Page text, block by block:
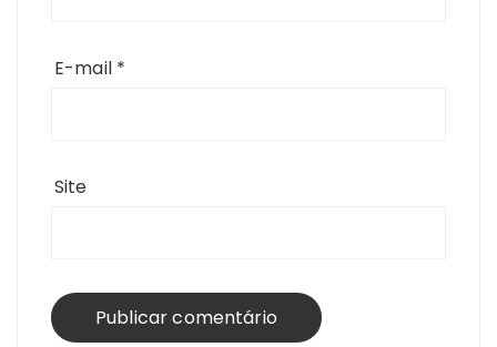
E-mail *
Site